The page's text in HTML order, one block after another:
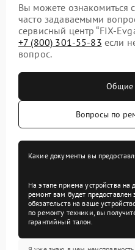
Вы можете
часто задаваемыми
сервисный центр “FIX-
+7 (800) 301-55-83 если
вопрос.
Общие
Вопросы по
Какие документы вы
На этапе приема устройства
ремонт вам будет
обязательств на ваше
по ремонту техники, вы
гарантийный талон.